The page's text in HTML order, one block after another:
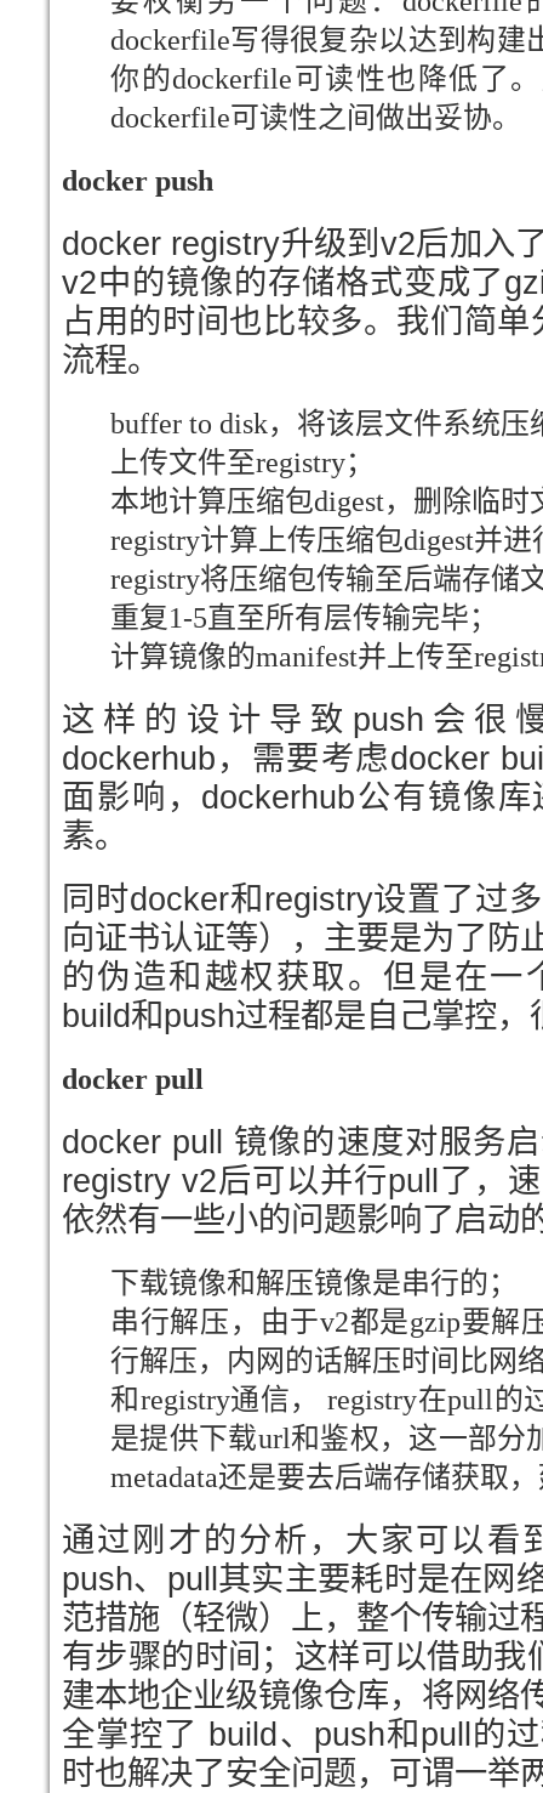
dockerfile写得很复杂以达到构建
你的dockerfile可读性也降低了
dockerfile可读性之间做出妥协。
docker push
docker registry升级到v2后加入
v2中的镜像的存储格式变成了
占用的时间也比较多。我们简
流程。
buffer to disk，将该层文件系统
上传文件至registry；
本地计算压缩包digest，删除临时
registry计算上传压缩包digest并进
registry将压缩包传输至后端存储
重复1-5直至所有层传输完毕；
计算镜像的manifest并上传至
这样的设计导致push会很
dockerhub，需要考虑docker
面影响，dockerhub公有镜像
素。
同时docker和registry设置了过
向证书认证等），主要是为了防
的伪造和越权获取。但是在一
build和push过程都是自己掌控
docker pull
docker pull 镜像的速度对服务
registry v2后可以并行pull了，
依然有一些小的问题影响了启动
下载镜像和解压镜像是串行的；
串行解压，由于v2都是gzip要解
行解压，内网的话解压时间比网
和registry通信， registry在pull
是提供下载url和鉴权，这一部分
metadata还是要去后端存储获取
通过刚才的分析，大家可以看
push、pull其实主要耗时是在网
范措施（轻微）上，整个传输过
有步骤的时间；这样可以借助我
建本地企业级镜像仓库，将网络
全掌控了 build、push和pull的
时也解决了安全问题，可谓一举